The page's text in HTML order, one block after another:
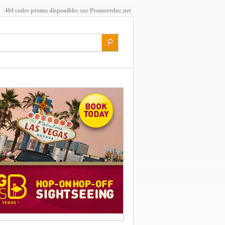
: 404 codes promo disponibles sur Promoreduc.net